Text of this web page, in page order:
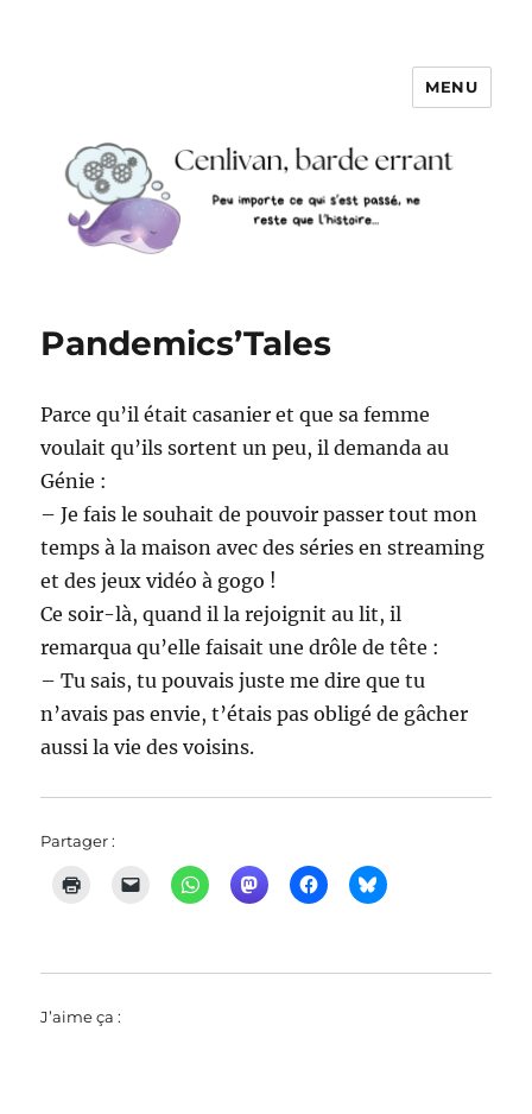
MENU
Pandemics’Tales
Parce qu’il était casanier et que sa femme
voulait qu’ils sortent un peu, il demanda au
Génie :
– Je fais le souhait de pouvoir passer tout mon
temps à la maison avec des séries en streaming
et des jeux vidéo à gogo !
Ce soir-là, quand il la rejoignit au lit, il
remarqua qu’elle faisait une drôle de tête :
– Tu sais, tu pouvais juste me dire que tu
n’avais pas envie, t’étais pas obligé de gâcher
aussi la vie des voisins.
Partager :
J’aime ça :